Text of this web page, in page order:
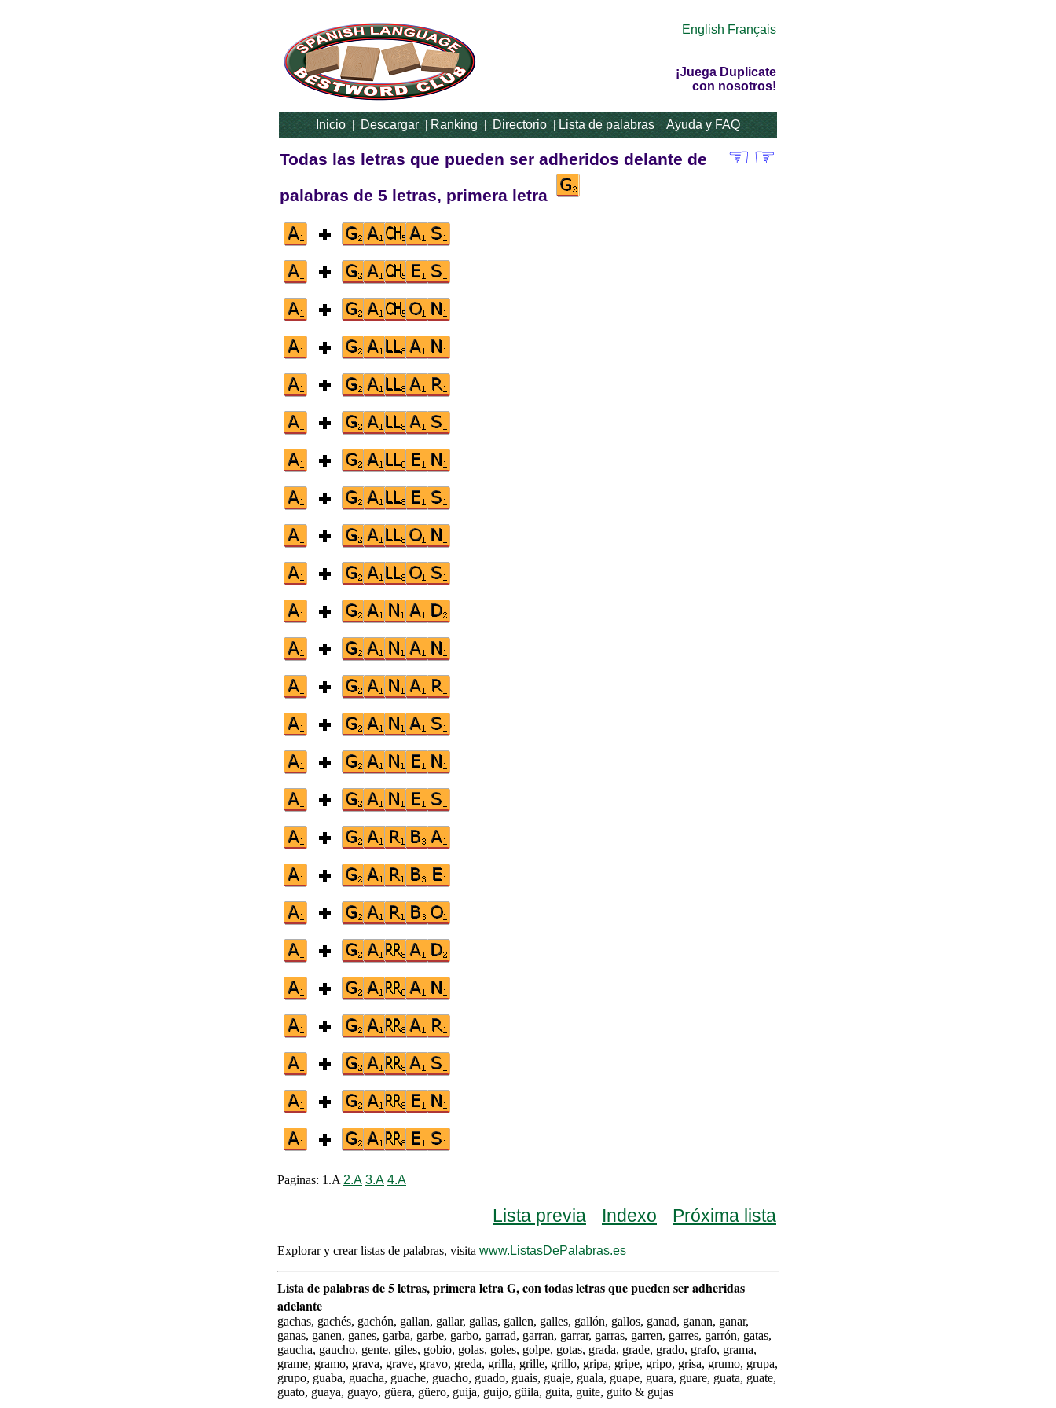
English Français
¡Juega Duplicate
con nosotros!
Inicio|Descargar|Ranking|Directorio|Lista de palabras|Ayuda y FAQ
Todas las letras que pueden ser adheridos delante de
palabras de 5 letras, primera letra
☜ ☞
Paginas: 1.A 2.A 3.A 4.A
Lista previa Indexo Próxima lista
Explorar y crear listas de palabras, visita www.ListasDePalabras.es
Lista de palabras de 5 letras, primera letra G, con todas letras que pueden ser adheridas
adelante
gachas, gachés, gachón, gallan, gallar, gallas, gallen, galles, gallón, gallos, ganad, ganan, ganar,
ganas, ganen, ganes, garba, garbe, garbo, garrad, garran, garrar, garras, garren, garres, garrón, gatas,
gaucha, gaucho, gente, giles, gobio, golas, goles, golpe, gotas, grada, grade, grado, grafo, grama,
grame, gramo, grava, grave, gravo, greda, grilla, grille, grillo, gripa, gripe, gripo, grisa, grumo, grupa,
grupo, guaba, guacha, guache, guacho, guado, guais, guaje, guala, guape, guara, guare, guata, guate,
guato, guaya, guayo, güera, güero, guija, guijo, güila, guita, guite, guito & gujas